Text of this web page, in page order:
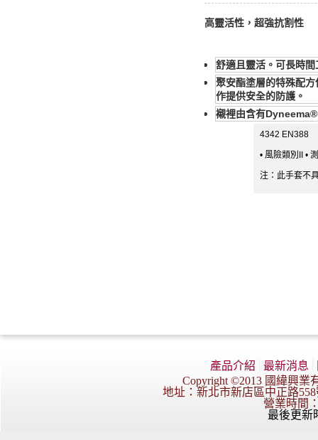
高靈活性，超強抗割性
舒適且靈活。 可長時間
聚安酯塗層的特殊配
作提供安全的防護。
襯裡由含有
4342 EN388
• 風險類別II •
注：此手套不
產品介紹 │最新消息
Copyright ©2013 國緯興業
地址：新北市新店區中正路
營業時間
最後更新